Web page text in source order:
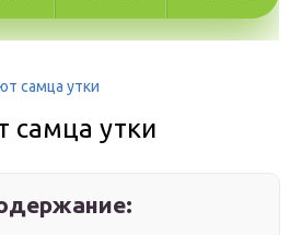
самца утки
самца утки